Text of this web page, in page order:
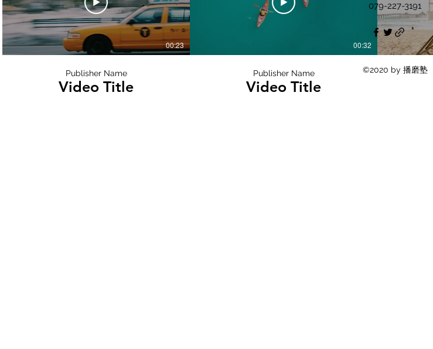
00:23
Publisher Name
Video Title
00:32
Publisher Name
Video Title
079-227-3191
©2020 by 播磨塾